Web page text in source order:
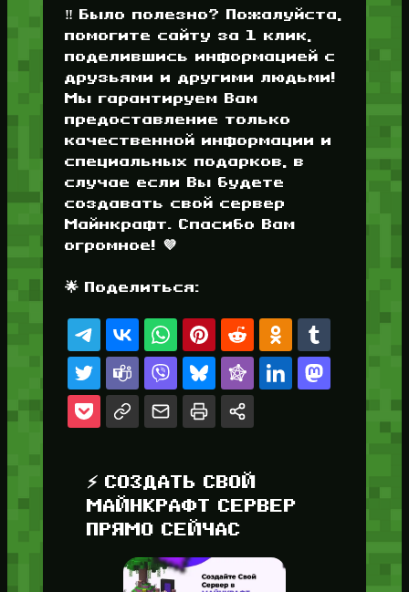
‼️ Было полезно? Пожалуйста,
помогите сайту за 1 клик,
поделившись информацией с
друзьями и другими людьми!
Мы гарантируем Вам
предоставление только
качественной информации и
специальных подарков, в
случае если Вы будете
создавать свой сервер
Майнкрафт. Спасибо Вам
огромное! 💜
🌟 Поделиться:
⚡ СОЗДАТЬ СВОЙ
МАЙНКРАФТ СЕРВЕР
ПРЯМО СЕЙЧАС